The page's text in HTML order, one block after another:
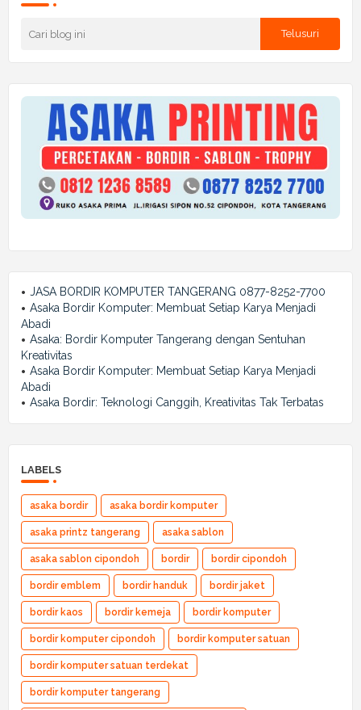
JASA BORDIR KOMPUTER TANGERANG 0877-8252-7700
Asaka Bordir Komputer: Membuat Setiap Karya Menjadi
Abadi
Asaka: Bordir Komputer Tangerang dengan Sentuhan
Kreativitas
Asaka Bordir Komputer: Membuat Setiap Karya Menjadi
Abadi
Asaka Bordir: Teknologi Canggih, Kreativitas Tak Terbatas
LABELS
asaka bordir asaka bordir komputer
asaka printz tangerang asaka sablon
asaka sablon cipondoh bordir bordir cipondoh
bordir emblem bordir handuk bordir jaket
bordir kaos bordir kemeja bordir komputer
bordir komputer cipondoh bordir komputer satuan
bordir komputer satuan terdekat
bordir komputer tangerang